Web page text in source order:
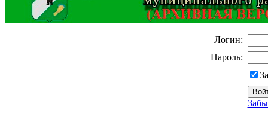
Логин:
Пароль: